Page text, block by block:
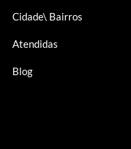
Cidade\ Bairros
Atendidas
Blog